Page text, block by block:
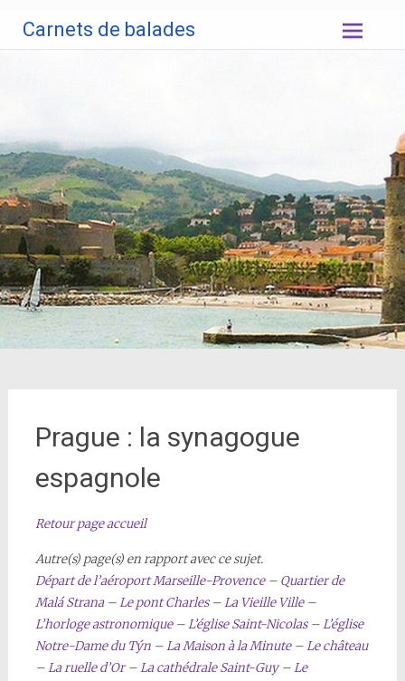
contenu
Carnets de balades
Prague : la synagogue
espagnole
Retour page accueil
Autre(s) page(s) en rapport avec ce sujet.
Départ de l’aéroport Marseille-Provence– Quartier de
Malá Strana–Le pont Charles–La Vieille Ville –
L’horloge astronomique–L’église Saint-Nicolas–L’église
Notre-Dame du Týn–La Maison à la Minute–Le château
–La ruelle d’Or–La cathédrale Saint-Guy–Le